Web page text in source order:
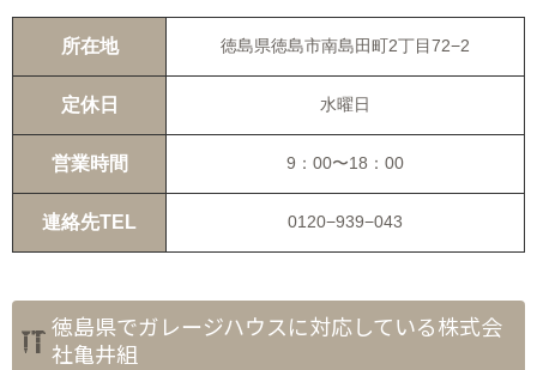
所在地 徳島県徳島市南島田町2丁目72−2
定休日 水曜日
営業時間 9：00〜18：00
連絡先TEL 0120−939−043
徳島県でガレージハウスに対応している株式会
社亀井組